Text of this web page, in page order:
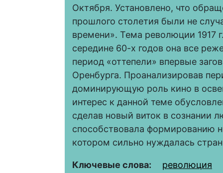
Октября. Установлено, что
прошлого столетия были не
времени». Тема революции 1917
середине 60-х годов она все
период «оттепели» впервые
Оренбурга. Проанализировав
доминирующую роль кино в
интерес к данной теме
сделав новый виток в сознании
способствовала формированию
котором сильно нуждалась
Ключевые слова: революция